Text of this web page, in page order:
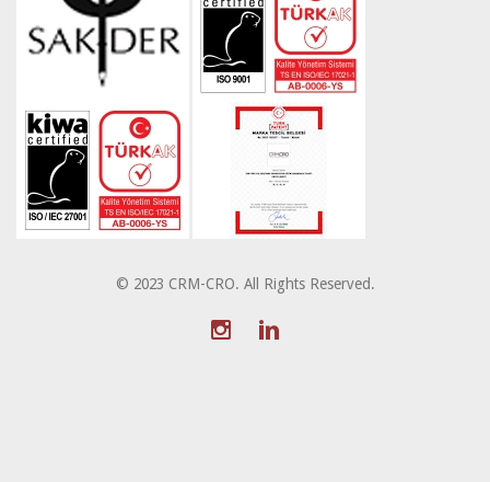
© 2023 CRM-CRO. All Rights Reserved.